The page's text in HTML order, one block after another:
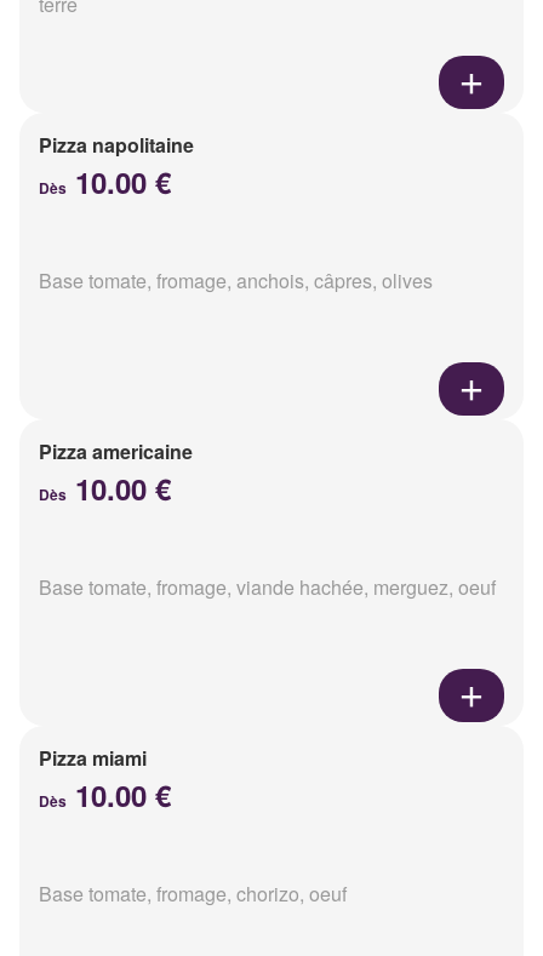
Pizza napolitaine
Dès 10.00 €
Base tomate, fromage, anchois, câpres, olives
Pizza americaine
Dès 10.00 €
Base tomate, fromage, viande hachée, merguez, oeuf
Pizza miami
Dès 10.00 €
Base tomate, fromage, chorizo, oeuf